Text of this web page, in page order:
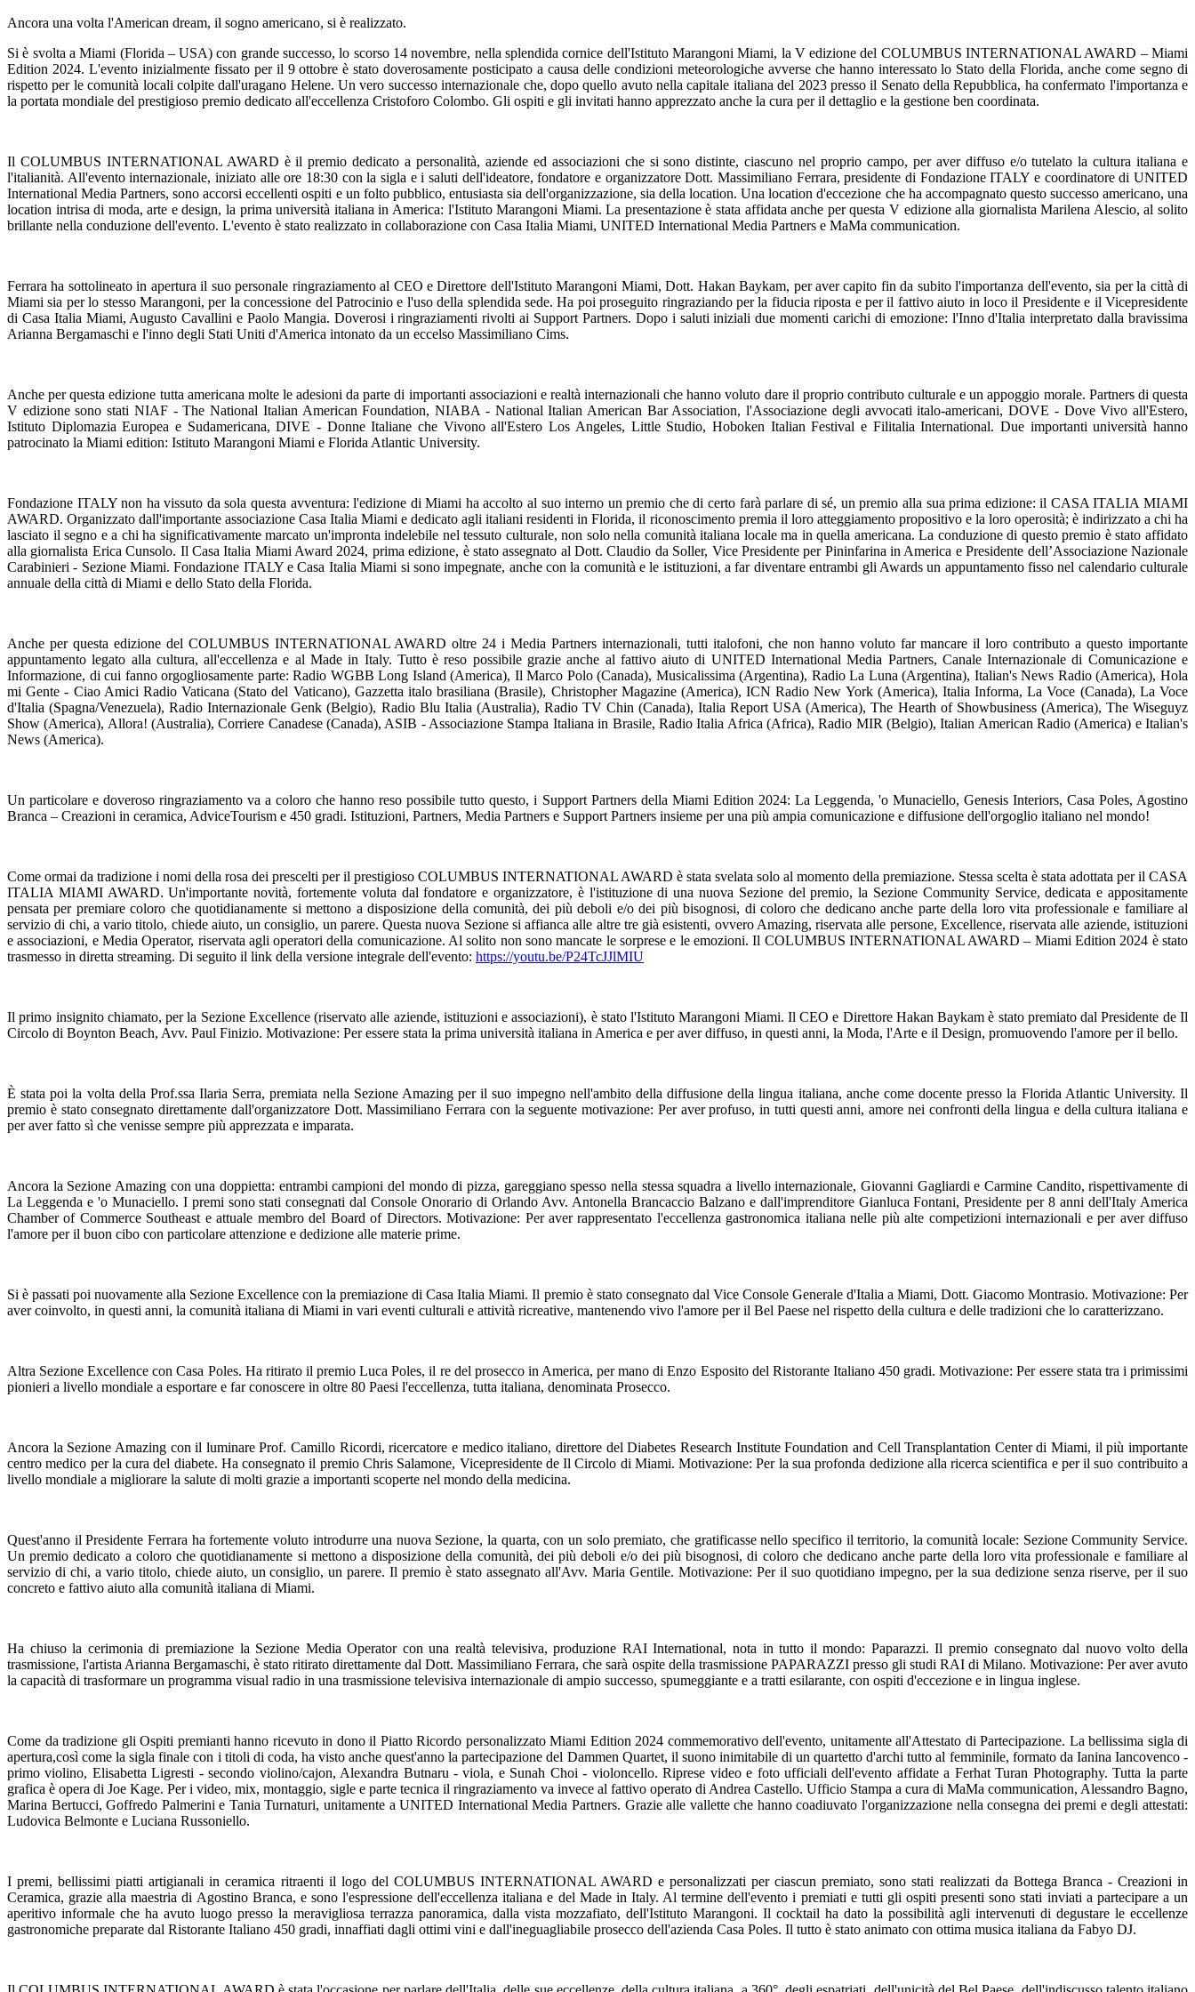
Ancora una volta l'American dream, il sogno americano, si è realizzato.
Si è svolta a Miami (Florida – USA) con grande successo, lo scorso 14 novembre, nella splendida cornice dell'Istituto Marangoni Miami, la V edizione del COLUMBUS INTERNATIONAL AWARD – Miami
Edition 2024. L'evento inizialmente fissato per il 9 ottobre è stato doverosamente posticipato a causa delle condizioni meteorologiche avverse che hanno interessato lo Stato della Florida, anche come segno di
rispetto per le comunità locali colpite dall'uragano Helene. Un vero successo internazionale che, dopo quello avuto nella capitale italiana del 2023 presso il Senato della Repubblica, ha confermato l'importanza e
la portata mondiale del prestigioso premio dedicato all'eccellenza Cristoforo Colombo. Gli ospiti e gli invitati hanno apprezzato anche la cura per il dettaglio e la gestione ben coordinata.
Il COLUMBUS INTERNATIONAL AWARD è il premio dedicato a personalità, aziende ed associazioni che si sono distinte, ciascuno nel proprio campo, per aver diffuso e/o tutelato la cultura italiana e
l'italianità. All'evento internazionale, iniziato alle ore 18:30 con la sigla e i saluti dell'ideatore, fondatore e organizzatore Dott. Massimiliano Ferrara, presidente di Fondazione ITALY e coordinatore di UNITED
International Media Partners, sono accorsi eccellenti ospiti e un folto pubblico, entusiasta sia dell'organizzazione, sia della location. Una location d'eccezione che ha accompagnato questo successo americano, una
location intrisa di moda, arte e design, la prima università italiana in America: l'Istituto Marangoni Miami. La presentazione è stata affidata anche per questa V edizione alla giornalista Marilena Alescio, al solito
brillante nella conduzione dell'evento. L'evento è stato realizzato in collaborazione con Casa Italia Miami, UNITED International Media Partners e MaMa communication.
Ferrara ha sottolineato in apertura il suo personale ringraziamento al CEO e Direttore dell'Istituto Marangoni Miami, Dott. Hakan Baykam, per aver capito fin da subito l'importanza dell'evento, sia per la città di
Miami sia per lo stesso Marangoni, per la concessione del Patrocinio e l'uso della splendida sede. Ha poi proseguito ringraziando per la fiducia riposta e per il fattivo aiuto in loco il Presidente e il Vicepresidente
di Casa Italia Miami, Augusto Cavallini e Paolo Mangia. Doverosi i ringraziamenti rivolti ai Support Partners. Dopo i saluti iniziali due momenti carichi di emozione: l'Inno d'Italia interpretato dalla bravissima
Arianna Bergamaschi e l'inno degli Stati Uniti d'America intonato da un eccelso Massimiliano Cims.
Anche per questa edizione tutta americana molte le adesioni da parte di importanti associazioni e realtà internazionali che hanno voluto dare il proprio contributo culturale e un appoggio morale. Partners di questa
V edizione sono stati NIAF - The National Italian American Foundation, NIABA - National Italian American Bar Association, l'Associazione degli avvocati italo-americani, DOVE - Dove Vivo all'Estero,
Istituto Diplomazia Europea e Sudamericana, DIVE - Donne Italiane che Vivono all'Estero Los Angeles, Little Studio, Hoboken Italian Festival e Filitalia International. Due importanti università hanno
patrocinato la Miami edition: Istituto Marangoni Miami e Florida Atlantic University.
Fondazione ITALY non ha vissuto da sola questa avventura: l'edizione di Miami ha accolto al suo interno un premio che di certo farà parlare di sé, un premio alla sua prima edizione: il CASA ITALIA MIAMI
AWARD. Organizzato dall'importante associazione Casa Italia Miami e dedicato agli italiani residenti in Florida, il riconoscimento premia il loro atteggiamento propositivo e la loro operosità; è indirizzato a chi ha
lasciato il segno e a chi ha significativamente marcato un'impronta indelebile nel tessuto culturale, non solo nella comunità italiana locale ma in quella americana. La conduzione di questo premio è stato affidato
alla giornalista Erica Cunsolo. Il Casa Italia Miami Award 2024, prima edizione, è stato assegnato al Dott. Claudio da Soller, Vice Presidente per Pininfarina in America e Presidente dell’Associazione Nazionale
Carabinieri - Sezione Miami. Fondazione ITALY e Casa Italia Miami si sono impegnate, anche con la comunità e le istituzioni, a far diventare entrambi gli Awards un appuntamento fisso nel calendario culturale
annuale della città di Miami e dello Stato della Florida.
Anche per questa edizione del COLUMBUS INTERNATIONAL AWARD oltre 24 i Media Partners internazionali, tutti italofoni, che non hanno voluto far mancare il loro contributo a questo importante
appuntamento legato alla cultura, all'eccellenza e al Made in Italy. Tutto è reso possibile grazie anche al fattivo aiuto di UNITED International Media Partners, Canale Internazionale di Comunicazione e
Informazione, di cui fanno orgogliosamente parte: Radio WGBB Long Island (America), Il Marco Polo (Canada), Musicalissima (Argentina), Radio La Luna (Argentina), Italian's News Radio (America), Hola
mi Gente - Ciao Amici Radio Vaticana (Stato del Vaticano), Gazzetta italo brasiliana (Brasile), Christopher Magazine (America), ICN Radio New York (America), Italia Informa, La Voce (Canada), La Voce
d'Italia (Spagna/Venezuela), Radio Internazionale Genk (Belgio), Radio Blu Italia (Australia), Radio TV Chin (Canada), Italia Report USA (America), The Hearth of Showbusiness (America), The Wiseguyz
Show (America), Allora! (Australia), Corriere Canadese (Canada), ASIB - Associazione Stampa Italiana in Brasile, Radio Italia Africa (Africa), Radio MIR (Belgio), Italian American Radio (America) e Italian's
News (America).
Un particolare e doveroso ringraziamento va a coloro che hanno reso possibile tutto questo, i Support Partners della Miami Edition 2024: La Leggenda, 'o Munaciello, Genesis Interiors, Casa Poles, Agostino
Branca – Creazioni in ceramica, AdviceTourism e 450 gradi. Istituzioni, Partners, Media Partners e Support Partners insieme per una più ampia comunicazione e diffusione dell'orgoglio italiano nel mondo!
Come ormai da tradizione i nomi della rosa dei prescelti per il prestigioso COLUMBUS INTERNATIONAL AWARD è stata svelata solo al momento della premiazione. Stessa scelta è stata adottata per il CASA
ITALIA MIAMI AWARD. Un'importante novità, fortemente voluta dal fondatore e organizzatore, è l'istituzione di una nuova Sezione del premio, la Sezione Community Service, dedicata e appositamente
pensata per premiare coloro che quotidianamente si mettono a disposizione della comunità, dei più deboli e/o dei più bisognosi, di coloro che dedicano anche parte della loro vita professionale e familiare al
servizio di chi, a vario titolo, chiede aiuto, un consiglio, un parere. Questa nuova Sezione si affianca alle altre tre già esistenti, ovvero Amazing, riservata alle persone, Excellence, riservata alle aziende, istituzioni
e associazioni, e Media Operator, riservata agli operatori della comunicazione. Al solito non sono mancate le sorprese e le emozioni. Il COLUMBUS INTERNATIONAL AWARD – Miami Edition 2024 è stato
trasmesso in diretta streaming. Di seguito il link della versione integrale dell'evento: https://youtu.be/P24TcJJlMIU
Il primo insignito chiamato, per la Sezione Excellence (riservato alle aziende, istituzioni e associazioni), è stato l'Istituto Marangoni Miami. Il CEO e Direttore Hakan Baykam è stato premiato dal Presidente de Il
Circolo di Boynton Beach, Avv. Paul Finizio. Motivazione: Per essere stata la prima università italiana in America e per aver diffuso, in questi anni, la Moda, l'Arte e il Design, promuovendo l'amore per il bello.
È stata poi la volta della Prof.ssa Ilaria Serra, premiata nella Sezione Amazing per il suo impegno nell'ambito della diffusione della lingua italiana, anche come docente presso la Florida Atlantic University. Il
premio è stato consegnato direttamente dall'organizzatore Dott. Massimiliano Ferrara con la seguente motivazione: Per aver profuso, in tutti questi anni, amore nei confronti della lingua e della cultura italiana e
per aver fatto sì che venisse sempre più apprezzata e imparata.
Ancora la Sezione Amazing con una doppietta: entrambi campioni del mondo di pizza, gareggiano spesso nella stessa squadra a livello internazionale, Giovanni Gagliardi e Carmine Candito, rispettivamente di
La Leggenda e 'o Munaciello. I premi sono stati consegnati dal Console Onorario di Orlando Avv. Antonella Brancaccio Balzano e dall'imprenditore Gianluca Fontani, Presidente per 8 anni dell'Italy America
Chamber of Commerce Southeast e attuale membro del Board of Directors. Motivazione: Per aver rappresentato l'eccellenza gastronomica italiana nelle più alte competizioni internazionali e per aver diffuso
l'amore per il buon cibo con particolare attenzione e dedizione alle materie prime.
Si è passati poi nuovamente alla Sezione Excellence con la premiazione di Casa Italia Miami. Il premio è stato consegnato dal Vice Console Generale d'Italia a Miami, Dott. Giacomo Montrasio. Motivazione: Per
aver coinvolto, in questi anni, la comunità italiana di Miami in vari eventi culturali e attività ricreative, mantenendo vivo l'amore per il Bel Paese nel rispetto della cultura e delle tradizioni che lo caratterizzano.
Altra Sezione Excellence con Casa Poles. Ha ritirato il premio Luca Poles, il re del prosecco in America, per mano di Enzo Esposito del Ristorante Italiano 450 gradi. Motivazione: Per essere stata tra i primissimi
pionieri a livello mondiale a esportare e far conoscere in oltre 80 Paesi l'eccellenza, tutta italiana, denominata Prosecco.
Ancora la Sezione Amazing con il luminare Prof. Camillo Ricordi, ricercatore e medico italiano, direttore del Diabetes Research Institute Foundation and Cell Transplantation Center di Miami, il più importante
centro medico per la cura del diabete. Ha consegnato il premio Chris Salamone, Vicepresidente de Il Circolo di Miami. Motivazione: Per la sua profonda dedizione alla ricerca scientifica e per il suo contribuito a
livello mondiale a migliorare la salute di molti grazie a importanti scoperte nel mondo della medicina.
Quest'anno il Presidente Ferrara ha fortemente voluto introdurre una nuova Sezione, la quarta, con un solo premiato, che gratificasse nello specifico il territorio, la comunità locale: Sezione Community Service.
Un premio dedicato a coloro che quotidianamente si mettono a disposizione della comunità, dei più deboli e/o dei più bisognosi, di coloro che dedicano anche parte della loro vita professionale e familiare al
servizio di chi, a vario titolo, chiede aiuto, un consiglio, un parere. Il premio è stato assegnato all'Avv. Maria Gentile. Motivazione: Per il suo quotidiano impegno, per la sua dedizione senza riserve, per il suo
concreto e fattivo aiuto alla comunità italiana di Miami.
Ha chiuso la cerimonia di premiazione la Sezione Media Operator con una realtà televisiva, produzione RAI International, nota in tutto il mondo: Paparazzi. Il premio consegnato dal nuovo volto della
trasmissione, l'artista Arianna Bergamaschi, è stato ritirato direttamente dal Dott. Massimiliano Ferrara, che sarà ospite della trasmissione PAPARAZZI presso gli studi RAI di Milano. Motivazione: Per aver avuto
la capacità di trasformare un programma visual radio in una trasmissione televisiva internazionale di ampio successo, spumeggiante e a tratti esilarante, con ospiti d'eccezione e in lingua inglese.
Come da tradizione gli Ospiti premianti hanno ricevuto in dono il Piatto Ricordo personalizzato Miami Edition 2024 commemorativo dell'evento, unitamente all'Attestato di Partecipazione. La bellissima sigla di
apertura,così come la sigla finale con i titoli di coda, ha visto anche quest'anno la partecipazione del Dammen Quartet, il suono inimitabile di un quartetto d'archi tutto al femminile, formato da Ianina Iancovenco -
primo violino, Elisabetta Ligresti - secondo violino/cajon, Alexandra Butnaru - viola, e Sunah Choi - violoncello. Riprese video e foto ufficiali dell'evento affidate a Ferhat Turan Photography. Tutta la parte
grafica è opera di Joe Kage. Per i video, mix, montaggio, sigle e parte tecnica il ringraziamento va invece al fattivo operato di Andrea Castello. Ufficio Stampa a cura di MaMa communication, Alessandro Bagno,
Marina Bertucci, Goffredo Palmerini e Tania Turnaturi, unitamente a UNITED International Media Partners. Grazie alle vallette che hanno coadiuvato l'organizzazione nella consegna dei premi e degli attestati:
Ludovica Belmonte e Luciana Russoniello.
I premi, bellissimi piatti artigianali in ceramica ritraenti il logo del COLUMBUS INTERNATIONAL AWARD e personalizzati per ciascun premiato, sono stati realizzati da Bottega Branca - Creazioni in
Ceramica, grazie alla maestria di Agostino Branca, e sono l'espressione dell'eccellenza italiana e del Made in Italy. Al termine dell'evento i premiati e tutti gli ospiti presenti sono stati inviati a partecipare a un
aperitivo informale che ha avuto luogo presso la meravigliosa terrazza panoramica, dalla vista mozzafiato, dell'Istituto Marangoni. Il cocktail ha dato la possibilità agli intervenuti di degustare le eccellenze
gastronomiche preparate dal Ristorante Italiano 450 gradi, innaffiati dagli ottimi vini e dall'ineguagliabile prosecco dell'azienda Casa Poles. Il tutto è stato animato con ottima musica italiana da Fabyo DJ.